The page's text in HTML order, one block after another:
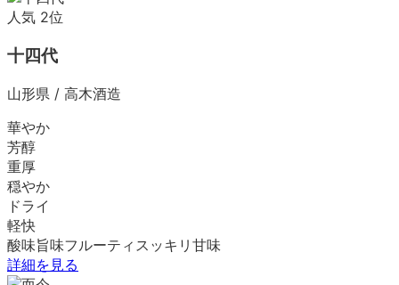
人気 2位
十四代
山形県 / 高木酒造
華やか
芳醇
重厚
穏やか
ドライ
軽快
酸味旨味フルーティ スッキリ 甘味
詳細を見る